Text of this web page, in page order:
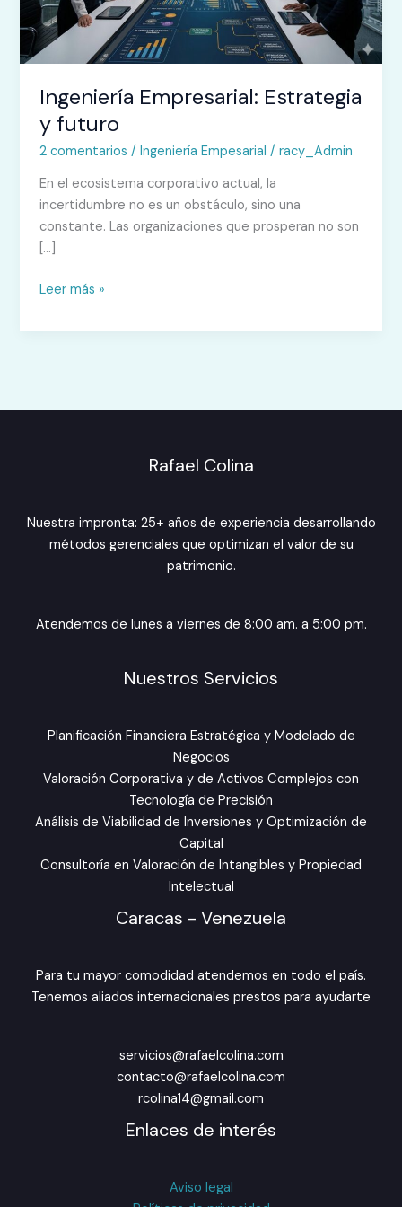
Ingeniería Empresarial: Estrategia
y futuro
2 comentarios /Ingeniería Empesarial /racy_Admin
En el ecosistema corporativo actual, la
incertidumbre no es un obstáculo, sino una
constante. Las organizaciones que prosperan no son
[…]
Leer más »
Rafael Colina
Nuestra impronta: 25+ años de experiencia desarrollando
métodos gerenciales que optimizan el valor de su
patrimonio.
Atendemos de lunes a viernes de 8:00 am. a 5:00 pm.
Nuestros Servicios
Planificación Financiera Estratégica y Modelado de
Negocios
Valoración Corporativa y de Activos Complejos con
Tecnología de Precisión
Análisis de Viabilidad de Inversiones y Optimización de
Capital
Consultoría en Valoración de Intangibles y Propiedad
Intelectual
Caracas - Venezuela
Para tu mayor comodidad atendemos en todo el país.
Tenemos aliados internacionales prestos para ayudarte
servicios@rafaelcolina.com
contacto@rafaelcolina.com
rcolina14@gmail.com
Enlaces de interés
Aviso legal